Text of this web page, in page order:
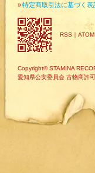
»特定商取引法に基づく表
RSS ｜ ATOM
Copyright© STAMINA
愛知県公安委員会 古物商許